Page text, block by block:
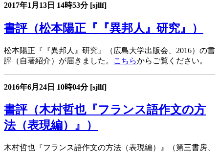
2017年1月13日 14時53分 [sjllf]
書評（松本陽正『『異邦人』研究』）
松本陽正『『異邦人』研究』（広島大学出版会、2016）の書
評（自著紹介）が届きました。
こちらからご覧ください。
2016年6月24日 10時04分 [sjllf]
書評（木村哲也『フランス語作文の方
法（表現編）』）
木村哲也『フランス語作文の方法（表現編）』（第三書房、